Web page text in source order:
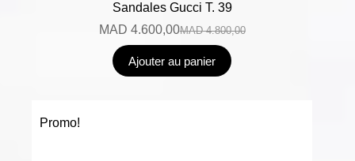
Sandales Gucci T. 39
MAD4.800,00
MAD 4.600,00
Ajouter au panier
Promo!